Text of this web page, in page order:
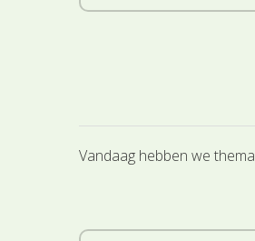
Vandaag hebben we thema